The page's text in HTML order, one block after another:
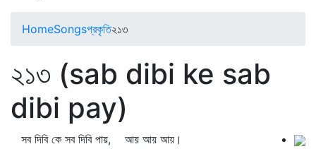
HomeSongsপ্রকৃতি২১৩
২১৩ (sab dibi ke sab
dibi pay)
সব দিবি কে সব দিবি পায়, আয় আয় আয়।